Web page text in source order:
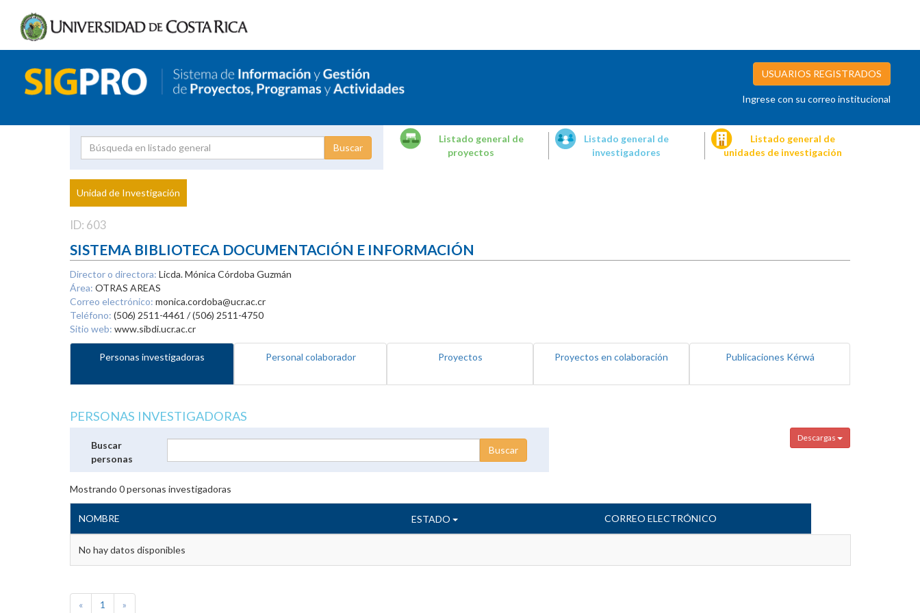
USUARIOS REGISTRADOS
Ingrese con su correo institucional
Proyecto
Investigador
Listado general de
proyectos
Listado general de
investigadores
Listado general de
unidades de investigación
Unidad de Investigación
ID: 603
SISTEMA BIBLIOTECA DOCUMENTACIÓN E INFORMACIÓN
Director o directora: Licda. Mónica Córdoba Guzmán
Área: OTRAS AREAS
Correo electrónico: monica.cordoba@ucr.ac.cr
Teléfono: (506) 2511-4461 / (506) 2511-4750
Sitio web: www.sibdi.ucr.ac.cr
Personas investigadoras Personal colaborador Proyectos Proyectos en colaboración Publicaciones Kérwá
PERSONAS INVESTIGADORAS
Descargas
Buscar
personas
Mostrando 0personas investigadoras
NOMBRE ESTADO CORREO ELECTRÓNICO
No hay datos disponibles
« 1 »